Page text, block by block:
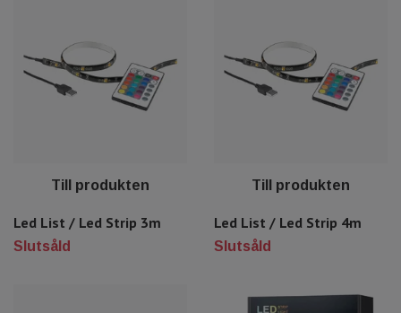
Till produkten
Led List / Led Strip 3m
Slutsåld
Till produkten
Led List / Led Strip 4m
Slutsåld